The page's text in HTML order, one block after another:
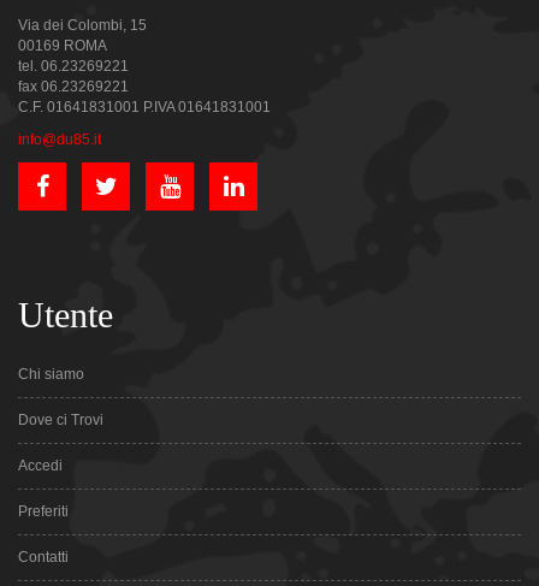
Via dei Colombi, 15
00169 ROMA
tel. 06.23269221
fax 06.23269221
C.F. 01641831001 P.IVA 01641831001
info@du85.it
Utente
Chi siamo
Dove ci Trovi
Accedi
Preferiti
Contatti